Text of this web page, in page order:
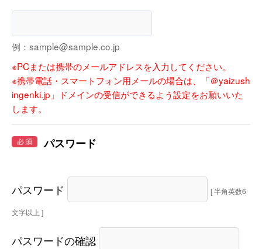
例：sample@sample.co.jp
※PCまたは携帯のメールアドレスを入力してください。
※携帯電話・スマートフォン用メールの場合は、「＠yaizush
ingenki.jp」ドメインの受信ができるよう設定をお願いいた
します。
パスワード
パスワード
パスワードの確認